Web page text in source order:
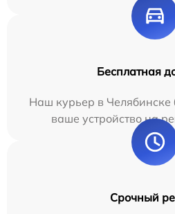
Бесплатная
Наш курьер в Челябинске
ваше устройство на
Срочный